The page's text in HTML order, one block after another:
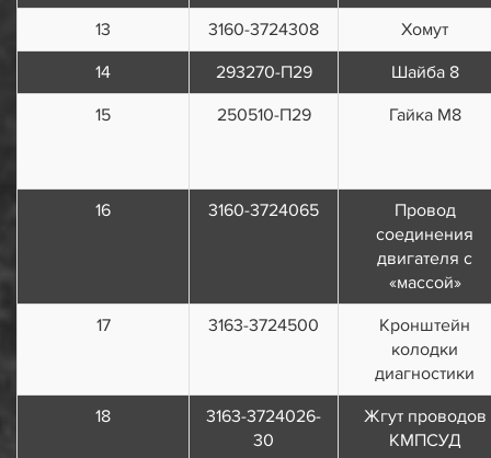
13
3160-3724308
Хомут
14
293270-П29
Шайба 8
15
250510-П29 Гайка М8
16 3160-3724065
Провод
соединения
двигателя с
«массой»
17
3163-3724500
Кронштейн
колодки
диагностики
18
3163-3724026-
30
Жгут проводов
КМПСУД